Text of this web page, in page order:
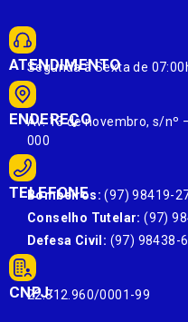
ATENDIMENTO
Segunda à Sexta de
ENDEREÇO
Av. 13 de novembro, s/nº
000
TELEFONE
Bombeiros: (97) 98419-
Conselho Tutelar: (97)
Defesa Civil: (97) 98438-
CNPJ:
22.812.960/0001-99